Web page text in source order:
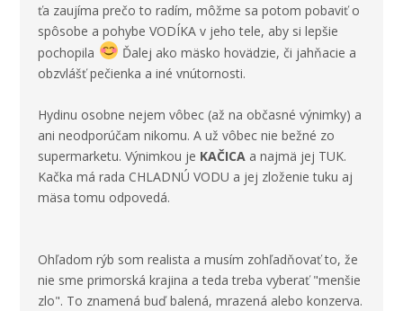
ťa zaujíma prečo to radím, môžme sa potom pobaviť o
spôsobe a pohybe VODÍKA v jeho tele, aby si lepšie
pochopila
Ďalej ako mäsko hovädzie, či jahňacie a
obzvlášť pečienka a iné vnútornosti.
Hydinu osobne nejem vôbec (až na občasné výnimky) a
ani neodporúčam nikomu. A už vôbec nie bežné zo
supermarketu. Výnimkou je KAČICA a najmä jej TUK.
Kačka má rada CHLADNÚ VODU a jej zloženie tuku aj
mäsa tomu odpovedá.
Ohľadom rýb som realista a musím zohľadňovať to, že
nie sme primorská krajina a teda treba vyberať "menšie
zlo". To znamená buď balená, mrazená alebo konzerva.